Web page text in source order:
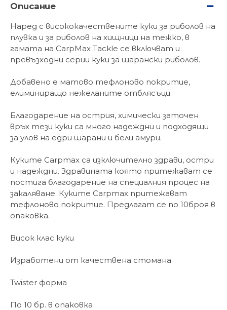
Описание
Наред с висококачествените куки за риболов на
плувка и за риболов на хищници на тежко, в
гамата на CarpMax Tackle се включват и
превъзходни серии куки за шарански риболов.
Добавено е матово тефлоново покритие,
елиминиращо нежеланите отблясъци.
Благодарение на острия, химически заточен
връх тези куки са много надеждни и подходящи
за улов на едри шарани и бели амури.
Куките Carpmax са изключително здрави, остри
и надеждни. Здравината която притежават се
постига благодарение на специалния процес на
закаляване. Куките Carpmax притежават
тефлоново покритие. Предлагат се по 10броя в
опаковка.
Висок клас куки
Изработени от качествена стомана
Twister форма
По 10 бр. в опаковка